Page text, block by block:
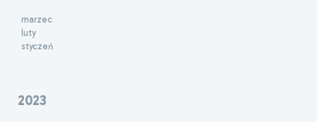
marzec
luty
styczeń
2023